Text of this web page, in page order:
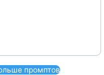
промптов